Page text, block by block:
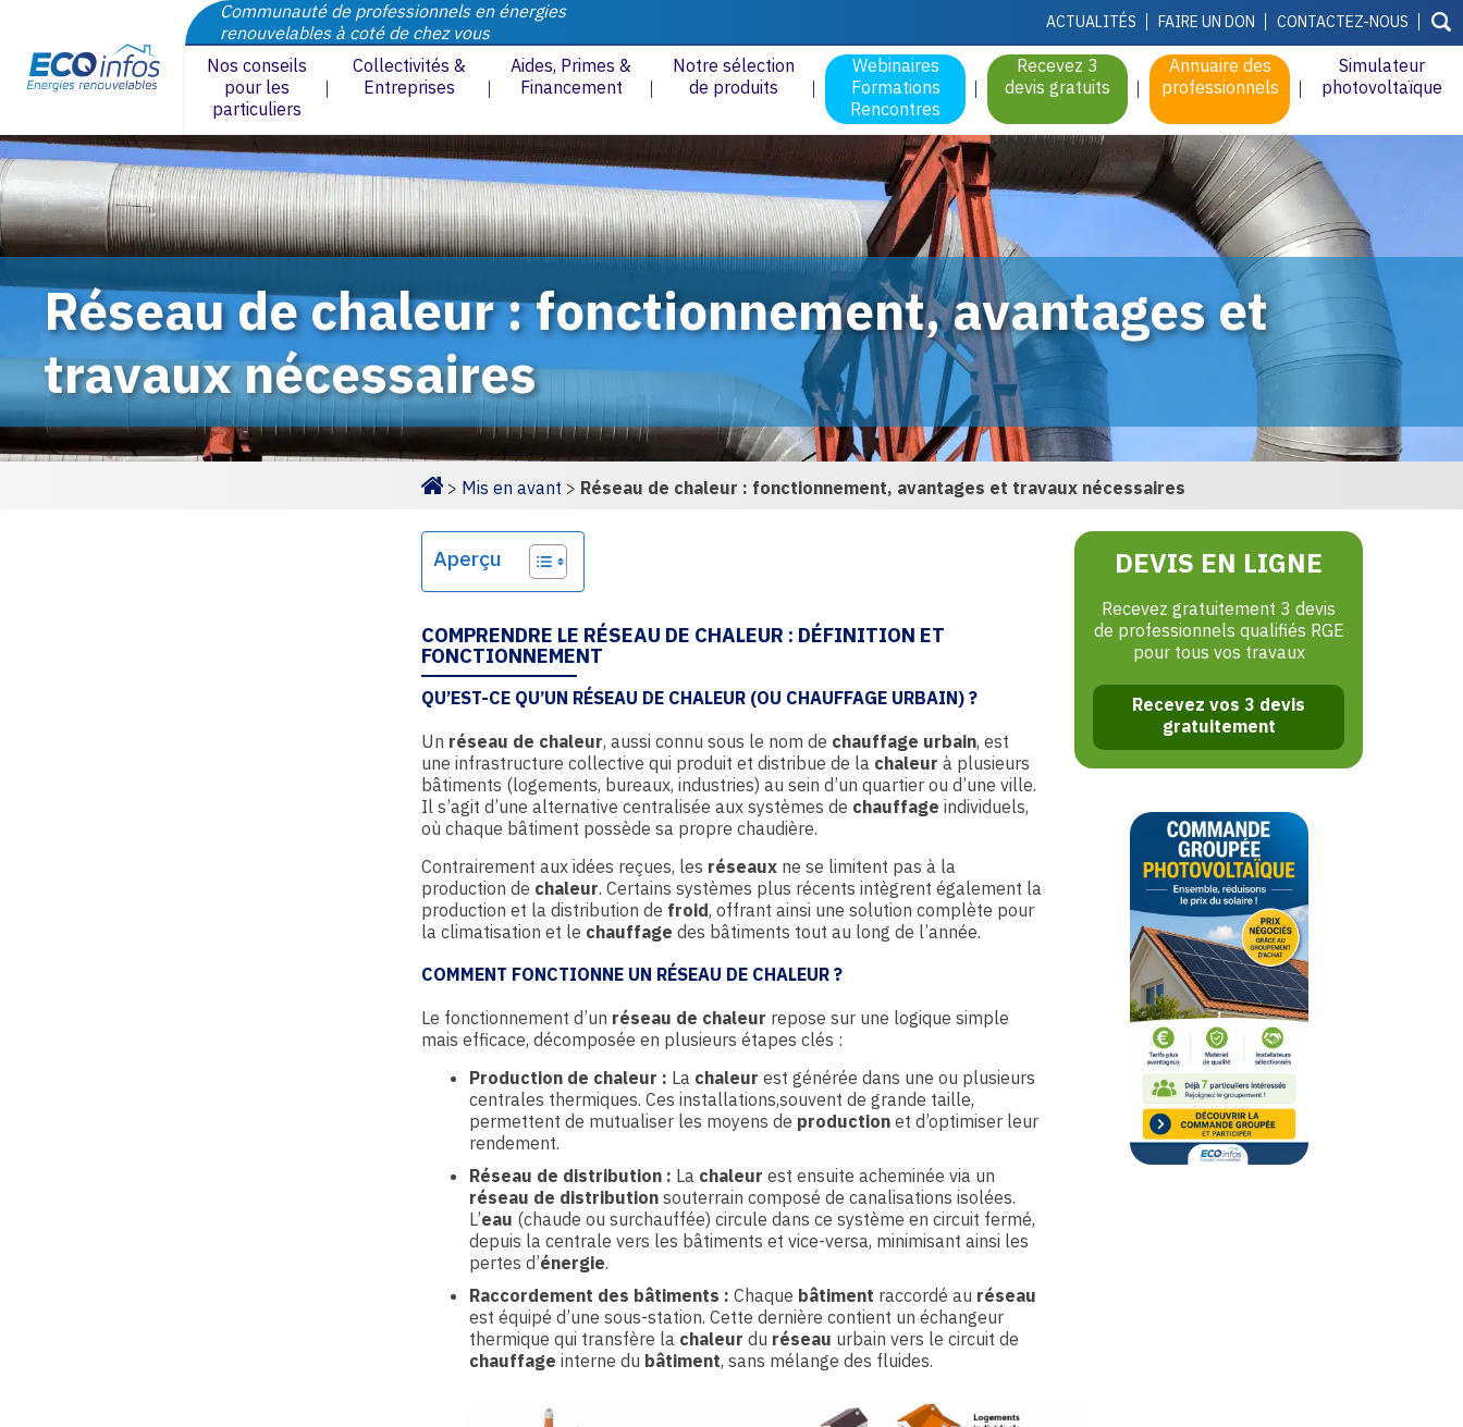
Communauté de professionnels en énergies
renouvelables à coté de chez vous
ACTUALITÉS FAIRE UN DON CONTACTEZ-NOUS
Nos conseils
pour les
particuliers
Collectivités &
Entreprises
Aides, Primes &
Financement
Notre sélection
de produits
Webinaires
Formations
Rencontres
Recevez 3
devis gratuits
Annuaire des
professionnels
Simulateur
photovoltaïque
Réseau de chaleur : fonctionnement, avantages et
travaux nécessaires
> Mis en avant > Réseau de chaleur : fonctionnement, avantages et travaux nécessaires
Aperçu
COMPRENDRE LE RÉSEAU DE CHALEUR : DÉFINITION ET
FONCTIONNEMENT
QU’EST-CE QU’UN RÉSEAU DE CHALEUR (OU CHAUFFAGE URBAIN) ?
Un réseau de chaleur, aussi connu sous le nom de chauffage urbain, est
une infrastructure collective qui produit et distribue de la chaleur à plusieurs
bâtiments (logements, bureaux, industries) au sein d’un quartier ou d’une ville.
Il s’agit d’une alternative centralisée aux systèmes de chauffage individuels,
où chaque bâtiment possède sa propre chaudière.
Contrairement aux idées reçues, les réseaux ne se limitent pas à la
production de chaleur. Certains systèmes plus récents intègrent également la
production et la distribution de froid, offrant ainsi une solution complète pour
la climatisation et le chauffage des bâtiments tout au long de l’année.
COMMENT FONCTIONNE UN RÉSEAU DE CHALEUR ?
Le fonctionnement d’un réseau de chaleur repose sur une logique simple
mais efficace, décomposée en plusieurs étapes clés :
Production de chaleur : La chaleur est générée dans une ou plusieurs
centrales thermiques. Ces installations,souvent de grande taille,
permettent de mutualiser les moyens de production et d’optimiser leur
rendement.
Réseau de distribution : La chaleur est ensuite acheminée via un
réseau de distribution souterrain composé de canalisations isolées.
L’eau (chaude ou surchauffée) circule dans ce système en circuit fermé,
depuis la centrale vers les bâtiments et vice-versa, minimisant ainsi les
pertes d’énergie.
Raccordement des bâtiments : Chaque bâtiment raccordé au réseau
est équipé d’une sous-station. Cette dernière contient un échangeur
thermique qui transfère la chaleur du réseau urbain vers le circuit de
chauffage interne du bâtiment, sans mélange des fluides.
DEVIS EN LIGNE
Recevez gratuitement 3 devis
de professionnels qualifiés RGE
pour tous vos travaux
Recevez vos 3 devis
gratuitement